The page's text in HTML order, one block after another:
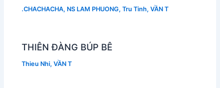
.CHACHACHA, NS LAM PHUONG,Tru Tinh,VẦN T
THIÊN ĐÀNG BÚP BÊ
Thieu Nhi,VẦN T